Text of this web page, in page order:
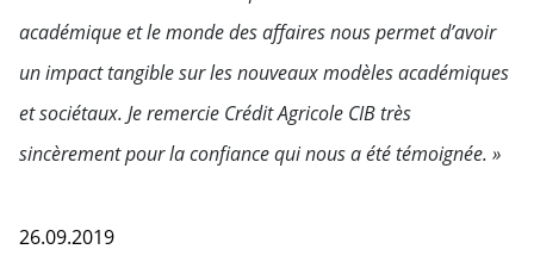
académique et le monde des affaires nous permet d’avoir
un impact tangible sur les nouveaux modèles académiques
et sociétaux. Je remercie Crédit Agricole CIB très
sincèrement pour la confiance qui nous a été témoignée. »
26.09.2019